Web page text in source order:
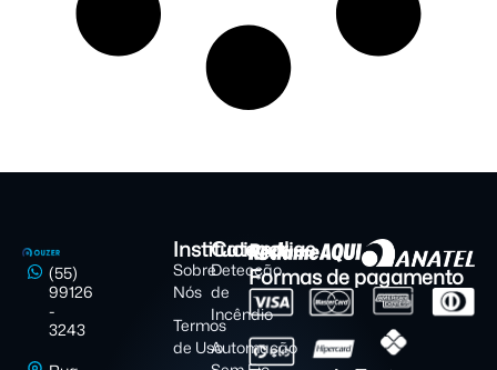
(55)
99126
-
3243
Institucional
Sobre
Nós
Termos
de Uso
Categorias
Detecção
de
Incêndio
Automação
Formas de pagamento